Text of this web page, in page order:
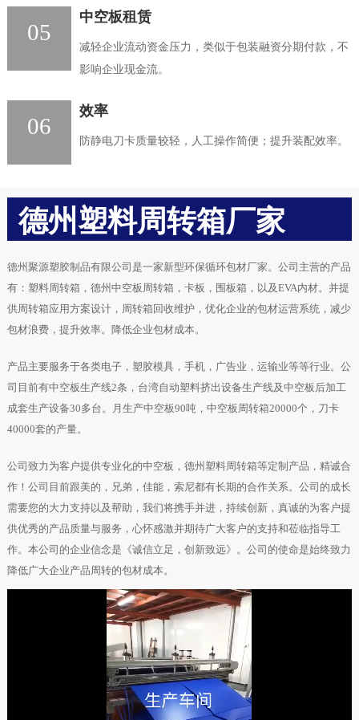
05
中空板租赁
减轻企业流动资金压力，类似于包装融资分期付款，不
影响企业现金流。
06
效率
防静电刀卡质量较轻，人工操作简便；提升装配效率。
德州塑料周转箱厂家
德州聚源塑胶制品有限公司是一家新型环保循环包材厂家。公司主营的产品
有：塑料周转箱，德州中空板周转箱，卡板，围板箱，以及EVA内材。并提
供周转箱应用方案设计，周转箱回收维护，优化企业的包材运营系统，减少
包材浪费，提升效率。降低企业包材成本。
产品主要服务于各类电子，塑胶模具，手机，广告业，运输业等等行业。公
司目前有中空板生产线2条，台湾自动塑料挤出设备生产线及中空板后加工
成套生产设备30多台。月生产中空板90吨，中空板周转箱20000个，刀卡
40000套的产量。
公司致力为客户提供专业化的中空板，德州塑料周转箱等定制产品，精诚合
作！公司目前跟美的，兄弟，佳能，索尼都有长期的合作关系。公司的成长
需要您的大力支持以及帮助，我们将携手并进，持续创新，真诚的为客户提
供优秀的产品质量与服务，心怀感激并期待广大客户的支持和莅临指导工
作。本公司的企业信念是《诚信立足，创新致远》。公司的使命是始终致力
降低广大企业产品周转的包材成本。